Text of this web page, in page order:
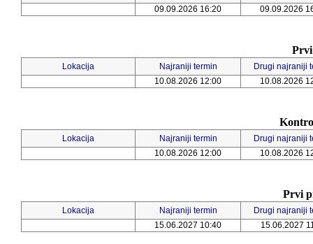
09.09.2026 16:20
09.09.2026
Prvi
Lokacija Najraniji termin
Drugi najraniji
10.08.2026 12:00
10.08.2026
Lokacija Najraniji termin
Drugi najraniji
10.08.2026 12:00
10.08.2026
Prvi
Lokacija Najraniji termin
Drugi najraniji
15.06.2027 10:40
15.06.2027